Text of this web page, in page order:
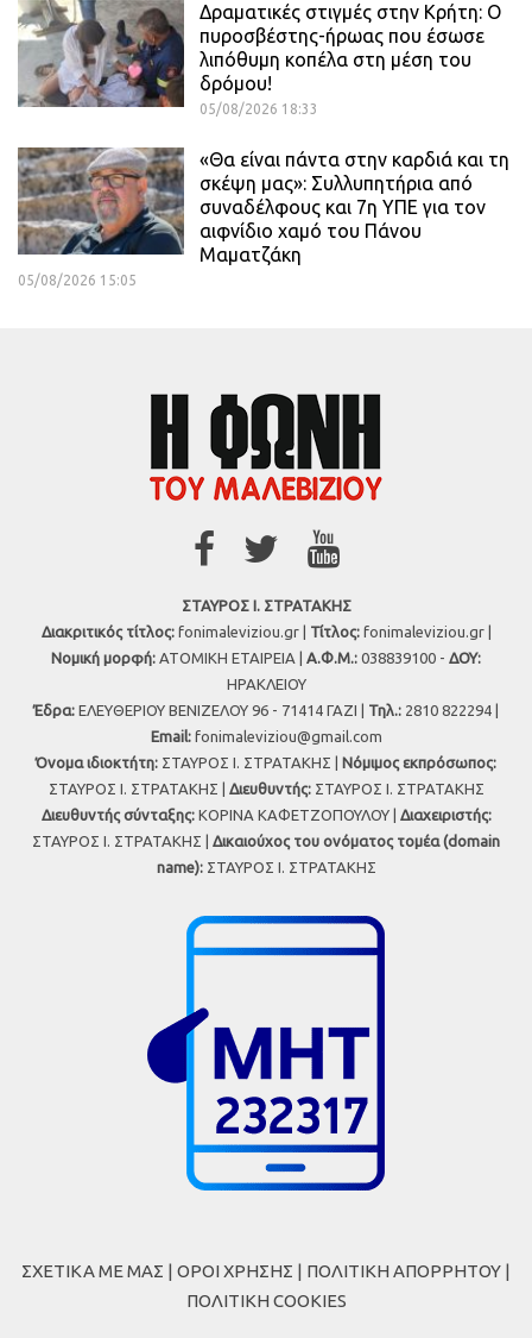
Δραματικές στιγμές στην Κρήτη: Ο
πυροσβέστης-ήρωας που έσωσε
λιπόθυμη κοπέλα στη μέση του
δρόμου!
05/08/2026 18:33
«Θα είναι πάντα στην καρδιά και τη
σκέψη μας»: Συλλυπητήρια από
συναδέλφους και 7η ΥΠΕ για τον
αιφνίδιο χαμό του Πάνου
Μαματζάκη
05/08/2026 15:05
ΣΤΑΥΡΟΣ Ι. ΣΤΡΑΤΑΚΗΣ
Διακριτικός τίτλος:fonimaleviziou.gr | Τίτλος:fonimaleviziou.gr |
Νομική μορφή: ΑΤΟΜΙΚΗ ΕΤΑΙΡΕΙΑ | Α.Φ.Μ.: 038839100 - ΔΟΥ:
ΗΡΑΚΛΕΙΟΥ
Έδρα: ΕΛΕΥΘΕΡΙΟΥ ΒΕΝΙΖΕΛΟΥ 96 - 71414 ΓΑΖΙ | Τηλ.: 2810 822294 |
Εmail: fonimaleviziou@gmail.com
Όνομα ιδιοκτήτη: ΣΤΑΥΡΟΣ Ι. ΣΤΡΑΤΑΚΗΣ | Νόμιμος εκπρόσωπος:
ΣΤΑΥΡΟΣ Ι. ΣΤΡΑΤΑΚΗΣ | Διευθυντής:ΣΤΑΥΡΟΣ Ι. ΣΤΡΑΤΑΚΗΣ
Διευθυντής σύνταξης:ΚΟΡΙΝΑ ΚΑΦΕΤΖΟΠΟΥΛΟΥ | Διαχειριστής:
ΣΤΑΥΡΟΣ Ι. ΣΤΡΑΤΑΚΗΣ | Δικαιούχος του ονόματος τομέα (domain
name):ΣΤΑΥΡΟΣ Ι. ΣΤΡΑΤΑΚΗΣ
ΣΧΕΤΙΚΑ ΜΕ ΜΑΣ | ΟΡΟΙ ΧΡΗΣΗΣ | ΠΟΛΙΤΙΚΗ ΑΠΟΡΡΗΤΟΥ |
ΠΟΛΙΤΙΚΗ COOKIES